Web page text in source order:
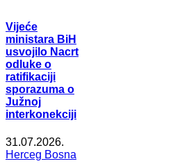
Vijeće
ministara BiH
usvojilo Nacrt
odluke o
ratifikaciji
sporazuma o
Južnoj
interkonekciji
31.07.2026.
Herceg Bosna